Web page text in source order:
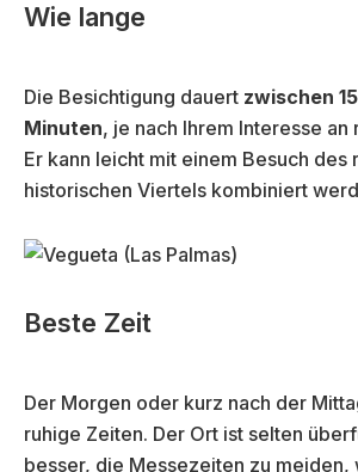
Wie lange
Die Besichtigung dauert zwischen
Minuten, je nach Ihrem Interesse an
Er kann leicht mit einem Besuch des
historischen Viertels kombiniert
Beste Zeit
Der Morgen oder kurz nach der
ruhige Zeiten. Der Ort ist selten
besser, die Messezeiten zu meiden,